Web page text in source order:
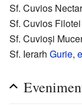
Sf. Cuvios
Sf. Cuvios
Sf. Cuvioși
Sf. Ierarh Gurie,